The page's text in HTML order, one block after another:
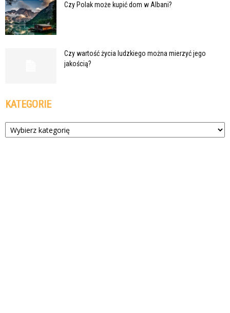
Czy Polak może kupić dom w Albani?
Czy wartość życia ludzkiego można mierzyć jego
jakością?
KATEGORIE
Kategorie